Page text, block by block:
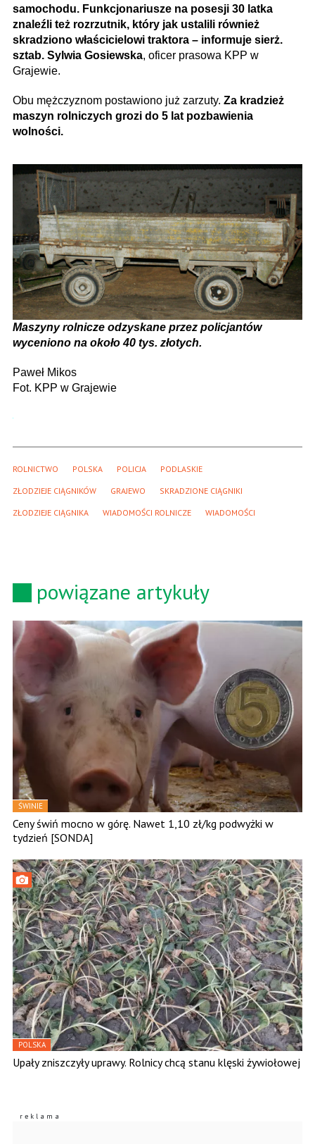
samochodu. Funkcjonariusze na posesji 30 latka
znaleźli też rozrzutnik, który jak ustalili również
skradziono właścicielowi traktora – informuje sierż.
sztab. Sylwia Gosiewska, oficer prasowa KPP w
Grajewie.
Obu mężczyznom postawiono już zarzuty. Za kradzież
maszyn rolniczych grozi do 5 lat pozbawienia
wolności.
Maszyny rolnicze odzyskane przez policjantów
wyceniono na około 40 tys. złotych.
Paweł Mikos
Fot. KPP w Grajewie
ROLNICTWO POLSKA POLICJA PODLASKIE
ZŁODZIEJE CIĄGNIKÓW GRAJEWO SKRADZIONE CIĄGNIKI
ZŁODZIEJE CIĄGNIKA WIADOMOŚCI ROLNICZE WIADOMOŚCI
powiązane artykuły
ŚWINIE
Ceny świń mocno w górę. Nawet 1,10 zł/kg podwyżki w
tydzień [SONDA]
POLSKA
Upały zniszczyły uprawy. Rolnicy chcą stanu klęski żywiołowej